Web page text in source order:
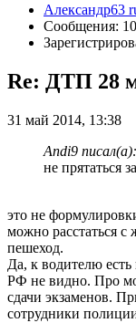
Александр63
Сообщения:
Re: ДТП 28
31 май 2014, 13:38
Andi9 писал(а):
не прятаться
это не
можно расстаться с
пешеход.
Да, к водителю
РФ не видно. Про
сдачи экзаменов.
сотрудники